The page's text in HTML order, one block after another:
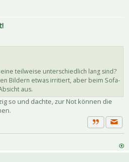
teilweise unterschiedlich lang sind?
Bildern etwas irritiert, aber beim Sofa-
aus.
so und dachte, zur Not können die
Zitat